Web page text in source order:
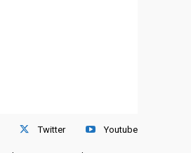
Twitter Youtube